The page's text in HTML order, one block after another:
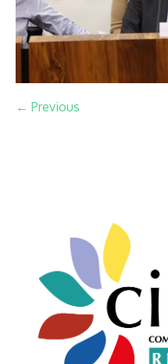
← Previous